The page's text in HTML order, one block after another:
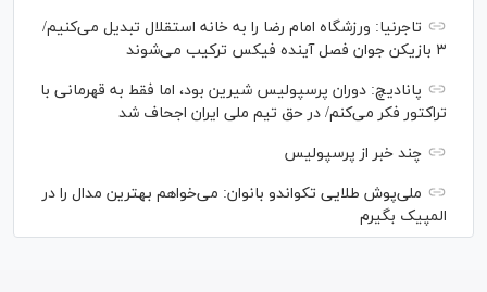
تاجرنیا: ورزشگاه امام رضا را به خانه استقلال تبدیل می‌کنیم/
۳ بازیکن جوان فصل آینده فیکس ترکیب می‌شوند
پانادیچ: دوران پرسپولیس شیرین بود، اما فقط به قهرمانی با
تراکتور فکر می‌کنم/ در حق تیم ملی ایران اجحاف شد
چند خبر از پرسپولیس
ملی‌پوش‌ طلایی تکواندو بانوان: می‌خواهم بهترین مدال را در
المپیک بگیرم